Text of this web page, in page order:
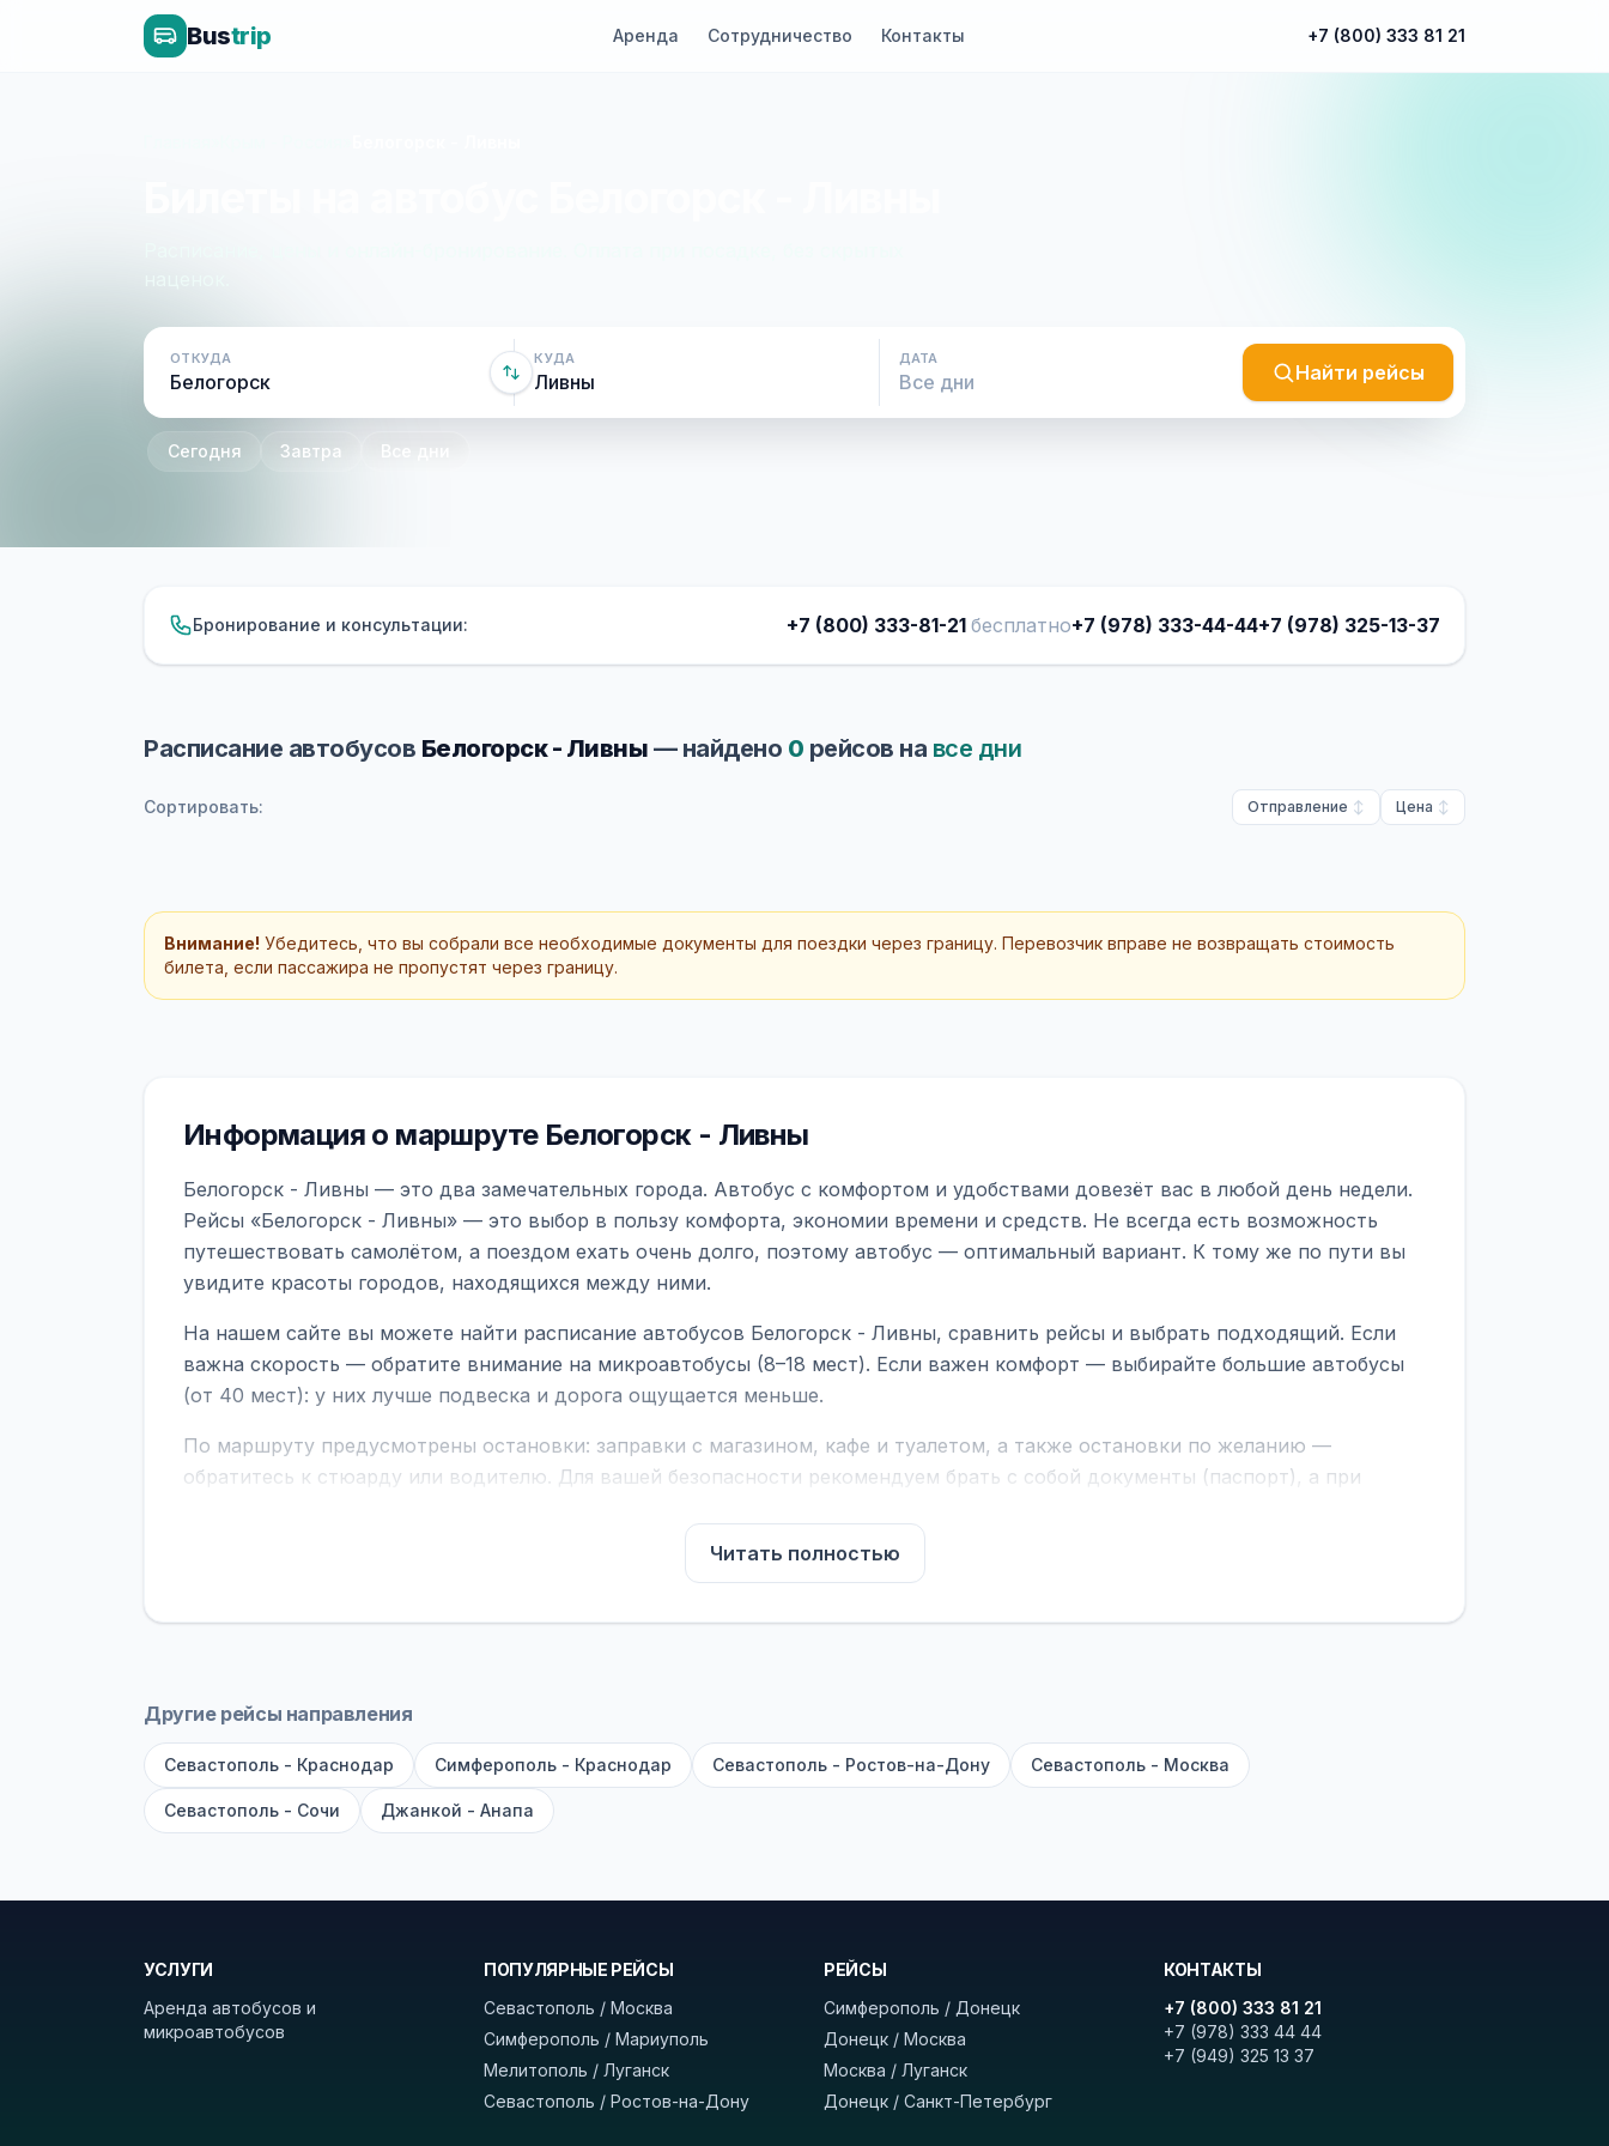
Bustrip Аренда Сотрудничество Контакты +7 (800) 333 81 21
ОТКУДА КУДА ДАТА
Найти рейсы
Сегодня Завтра Все дни
Бронирование и консультации: +7 (800) 333-81-21 бесплатно+7 (978) 333-44-44+7 (978) 325-13-37
Расписание автобусов Белогорск - Ливны — найдено 0 рейсов на все дни
Сортировать: Отправление Цена
Внимание! Убедитесь, что вы собрали все необходимые документы для поездки через границу. Перевозчик вправе не возвращать стоимость
билета, если пассажира не пропустят через границу.
Информация о маршруте Белогорск - Ливны
Белогорск - Ливны — это два замечательных города. Автобус с комфортом и удобствами довезёт вас в любой день недели.
Рейсы «Белогорск - Ливны» — это выбор в пользу комфорта, экономии времени и средств. Не всегда есть возможность
путешествовать самолётом, а поездом ехать очень долго, поэтому автобус — оптимальный вариант. К тому же по пути вы
увидите красоты городов, находящихся между ними.
На нашем сайте вы можете найти расписание автобусов Белогорск - Ливны, сравнить рейсы и выбрать подходящий. Если
важна скорость — обратите внимание на микроавтобусы (8–18 мест). Если важен комфорт — выбирайте большие автобусы
(от 40 мест): у них лучше подвеска и дорога ощущается меньше.
По маршруту предусмотрены остановки: заправки с магазином, кафе и туалетом, а также остановки по желанию —
обратитесь к стюарду или водителю. Для вашей безопасности рекомендуем брать с собой документы (паспорт), а при
В автобусах есть всё необходимое для комфортной поездки: регулировка сидений, кондиционер, отопление, зарядка
устройств, вода, пледы. На больших автобусах работают стюарды. У нас
оплата производится только при посадке, печатать билет заранее не нужно.
рейсов вы увидите время выезда, место посадки, время и место прибытия, время в пути и цену. Кнопка «Детали рейса»
Удачных поездок! С уважением, командаBUSTRIP.PRO
Читать полностью
Другие рейсы направления
Севастополь - Краснодар Симферополь - Краснодар Севастополь - Ростов-на-Дону Севастополь - Москва
Севастополь - Сочи Джанкой - Анапа
УСЛУГИ
Аренда автобусов и
микроавтобусов
ПОПУЛЯРНЫЕ РЕЙСЫ
Севастополь / Москва
Симферополь / Мариуполь
Мелитополь / Луганск
Севастополь / Ростов-на-Дону
РЕЙСЫ
Симферополь / Донецк
Донецк / Москва
Москва / Луганск
Донецк / Санкт-Петербург
КОНТАКТЫ
+7 (800) 333 81 21
+7 (978) 333 44 44
+7 (949) 325 13 37